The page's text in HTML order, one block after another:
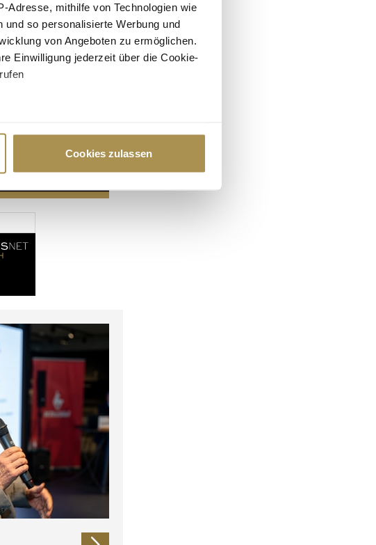
Adresse, mithilfe von Technologien wie
so personalisierte Werbung und
von Angeboten zu ermöglichen.
Einwilligung jederzeit über die Cookie-
Sie Ihre Präferenzen im
soziale Medien anbieten zu können
Partner führen diese Informationen
die sie im Rahmen Ihrer Nutzung
Cookies zulassen